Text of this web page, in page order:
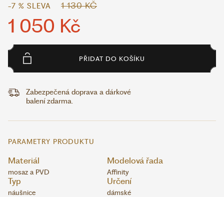
-7 % SLEVA 1 130 KČ
1 050 Kč
PŘIDAT DO KOŠÍKU
Zabezpečená doprava a dárkové
balení zdarma.
PARAMETRY PRODUKTU
Materiál
mosaz a PVD
Modelová řada
Affinity
Typ
náušnice
Určení
dámské